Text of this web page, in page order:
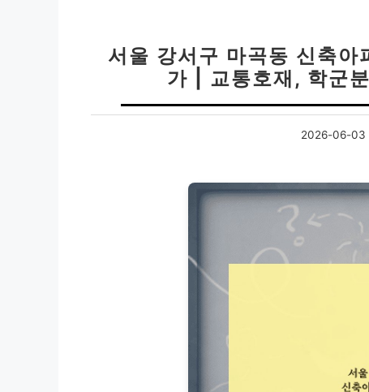
서울 강서구 마곡동 신축
가 | 교통호재, 학군
2026-06-03